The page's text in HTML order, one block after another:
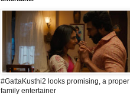
#GattaKusthi2 looks promising, a proper
family entertainer